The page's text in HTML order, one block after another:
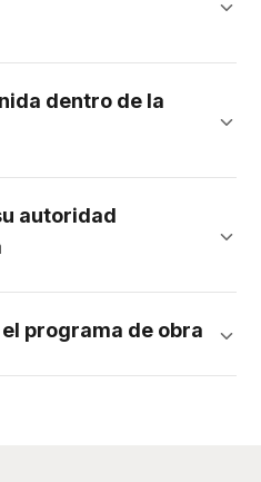
dentro de la
autoridad
programa de obra